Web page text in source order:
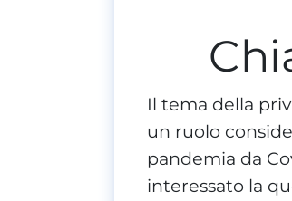
Il tema della
un ruolo
pandemia da
interessato la